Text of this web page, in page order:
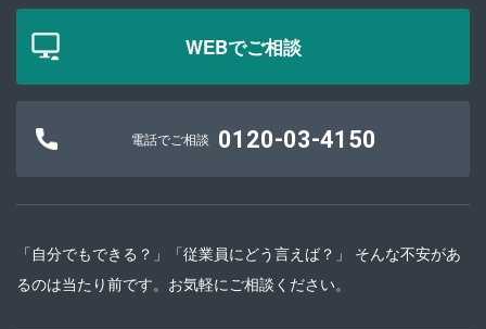
WEBでご相談
電話でご相談 0120-03-4150
「自分でもできる？」「従業員にどう言えば？」 そんな不安があ
るのは当たり前です。お気軽にご相談ください。